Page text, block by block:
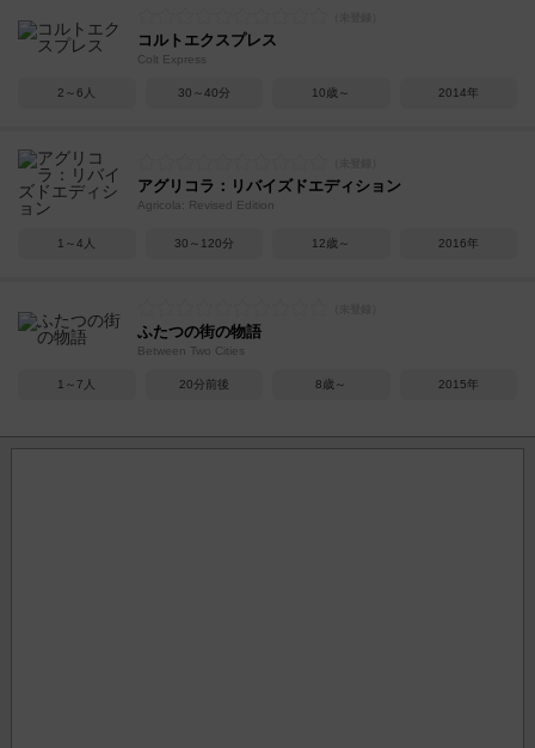
コルトエクスプレス
Colt Express
2～6人 30～40分 10歳～ 2014年
アグリコラ：リバイズドエディション
Agricola: Revised Edition
1～4人 30～120分 12歳～ 2016年
ふたつの街の物語
Between Two Cities
1～7人 20分前後 8歳～ 2015年